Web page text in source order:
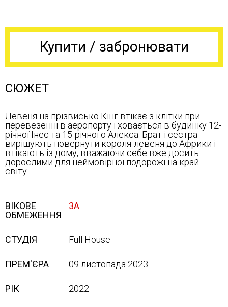
Купити / забронювати
СЮЖЕТ
Левеня на прізвисько Кінг втікає з клітки при
перевезенні в аеропорту і ховається в будинку 12-
річної Інес та 15-річного Алекса. Брат і сестра
вирішують повернути короля-левеня до Африки і
втікають із дому, вважаючи себе вже досить
дорослими для неймовірної подорожі на край
світу.
ВІКОВЕ
ОБМЕЖЕННЯ
3А
СТУДІЯ Full House
ПРЕМ'ЄРА 09 листопада 2023
РІК 2022